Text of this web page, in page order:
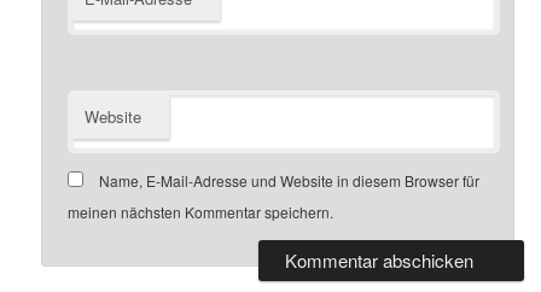
Website
Name, E-Mail-Adresse und Website in diesem Browser für
meinen nächsten Kommentar speichern.